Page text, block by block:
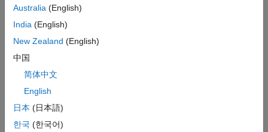
して数式を作成します。コード、結果、書式設定されたテキスト
ライブエディターは、MATLAB
きます。
試してください:
すか。
開いて見る
Australia (English)
India (English)
New Zealand (English)
中国
简体中文
English
日本 (日本語)
한국 (한국어)